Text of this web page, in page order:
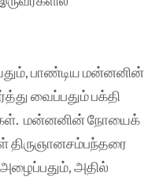
பாண்டிய மன்னனின்
வைப்பதும் பக்தி
மன்னனின் நோயைக்
திருஞானசம்பந்தரை
அதில்